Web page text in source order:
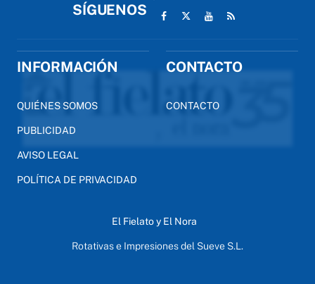
SÍGUENOS
INFORMACIÓN
QUIÉNES SOMOS
PUBLICIDAD
AVISO LEGAL
POLÍTICA DE PRIVACIDAD
CONTACTO
CONTACTO
El Fielato y El Nora
Rotativas e Impresiones del Sueve S.L.